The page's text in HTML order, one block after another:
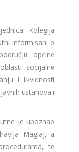
Kolegija
informisani o
općine
socijalne
i likvidnosti
ustanova i
je upoznao
Maglaj, a
te